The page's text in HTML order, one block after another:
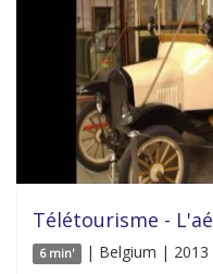
Télétourisme -
6 min' | Belgium | 2013